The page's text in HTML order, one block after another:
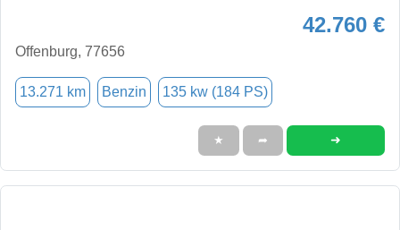
42.760 €
Offenburg, 77656
13.271 km Benzin 135 kw (184 PS)
★ ➦ ➜